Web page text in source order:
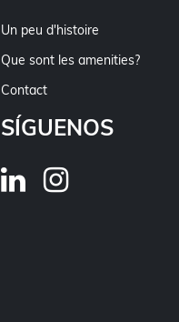
Un peu d'histoire
Que sont les amenities?
Contact
SÍGUENOS